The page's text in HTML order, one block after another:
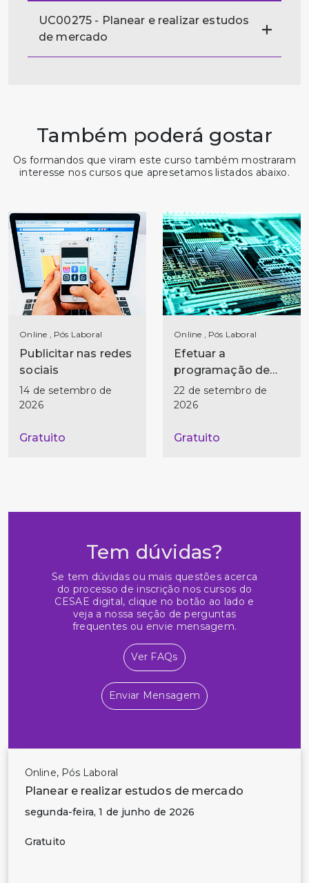
UC00275 - Planear e realizar estudos
de mercado
Também poderá gostar
Os formandos que viram este curso também mostraram
interesse nos cursos que apresetamos listados abaixo.
Online , Pós Laboral
Publicitar nas redes
sociais
14 de setembro de
2026
Gratuito
Online , Pós Laboral
Efetuar a
programação de
microcontroladores
22 de setembro de
2026
Gratuito
Tem dúvidas?
Se tem dúvidas ou mais questões acerca
do processo de inscrição nos cursos do
CESAE digital, clique no botão ao lado e
veja a nossa seção de perguntas
frequentes ou envie mensagem.
Ver FAQs
Enviar Mensagem
Online, Pós Laboral
Planear e realizar estudos de mercado
segunda-feira, 1 de junho de 2026
Gratuito